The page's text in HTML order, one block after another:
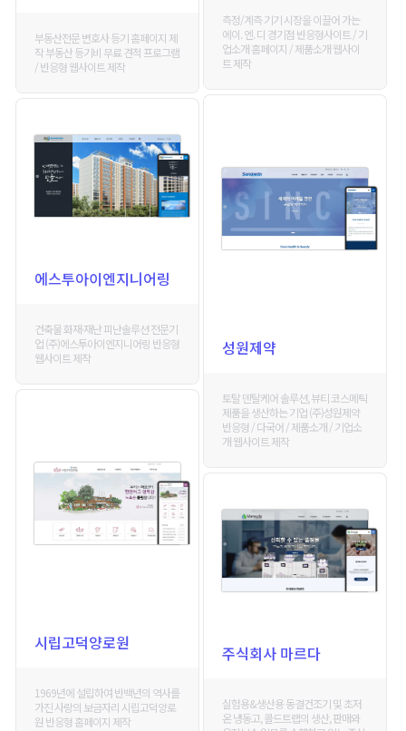
부동산전문 변호사 등기 홈페이지 제
작 부동산 등기비 무료 견적 프로그램
/ 반응형 웹사이트 제작
측정/계측 기기 시장을 이끌어 가는
에이. 엔. 디 경기점 반응형사이트 / 기
업소개 홈페이지 / 제품소개 웹사이
트 제작
성원제약
토탈 덴탈케어 솔루션, 뷰티 코스메틱
제품을 생산하는 기업 (주)성원제약
반응형 / 다국어 / 제품소개 / 기업소
개 웹사이트 제작
에스투아이엔지니어링
건축물 화재·재난 피난솔루션 전문기
업 (주)에스투아이엔지니어링 반응형
웹사이트 제작
시립고덕양로원
1969년에 설립하여 반백년의 역사를
가진 사랑의 보금자리 시립고덕양로
원 반응형 홈페이지 제작
주식회사 마르다
실험용&생산용 동결건조기 및 초저
온 냉동고, 콜드트랩의 생산, 판매와